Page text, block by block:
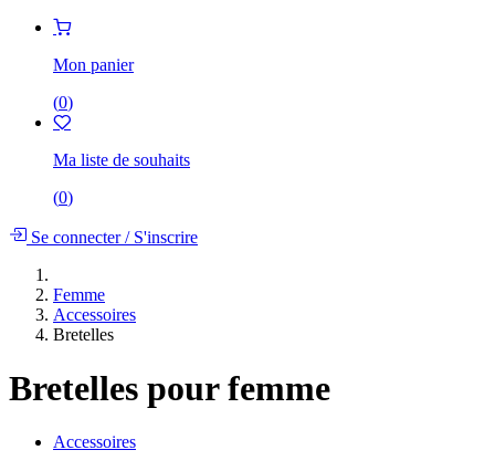
Mon panier
(0)
Ma liste de souhaits
(0)
Se connecter/S'inscrire
Femme
Accessoires
Bretelles
Bretelles pour femme
Accessoires